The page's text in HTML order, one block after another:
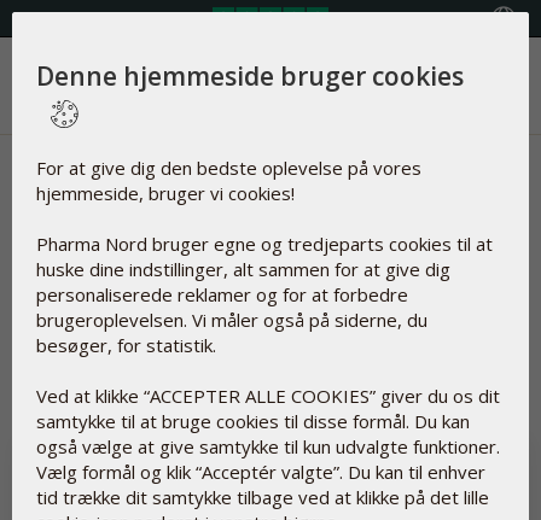
Menu
Nyheder | Omega 7
Artikler om
Omega 7
Denne hjemmeside bruger cookies
For at give dig den bedste oplevelse på vores
hjemmeside, bruger vi cookies!
Pharma Nord bruger egne og tredjeparts cookies til at
huske dine indstillinger, alt sammen for at give dig
personaliserede reklamer og for at forbedre
brugeroplevelsen. Vi måler også på siderne, du
besøger, for statistik.
Ved at klikke “ACCEPTER ALLE COOKIES” giver du os dit
samtykke til at bruge cookies til disse formål. Du kan
også vælge at give samtykke til kun udvalgte funktioner.
Vælg formål og klik “Acceptér valgte”. Du kan til enhver
tid trække dit samtykke tilbage ved at klikke på det lille